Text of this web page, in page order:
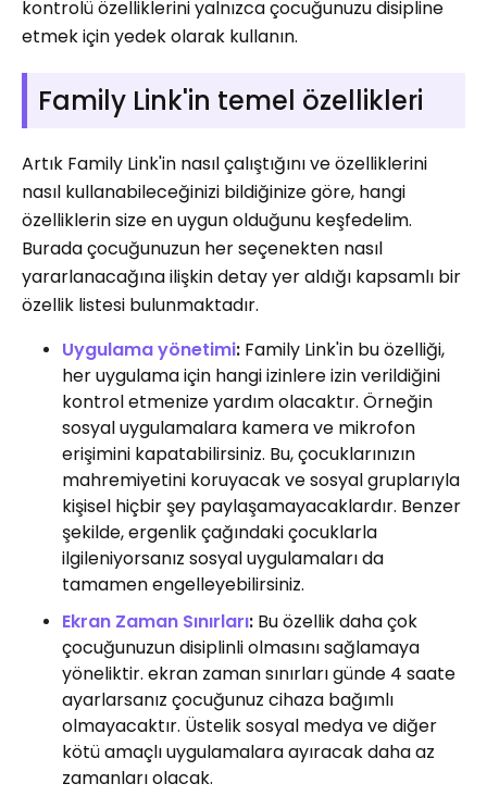
kontrolü özelliklerini yalnızca çocuğunuzu disipline
etmek için yedek olarak kullanın.
Family Link'in temel özellikleri
Artık Family Link'in nasıl çalıştığını ve özelliklerini
nasıl kullanabileceğinizi bildiğinize göre, hangi
özelliklerin size en uygun olduğunu keşfedelim.
Burada çocuğunuzun her seçenekten nasıl
yararlanacağına ilişkin detay yer aldığı kapsamlı bir
özellik listesi bulunmaktadır.
Uygulama yönetimi: Family Link'in bu özelliği,
her uygulama için hangi izinlere izin verildiğini
kontrol etmenize yardım olacaktır. Örneğin
sosyal uygulamalara kamera ve mikrofon
erişimini kapatabilirsiniz. Bu, çocuklarınızın
mahremiyetini koruyacak ve sosyal gruplarıyla
kişisel hiçbir şey paylaşamayacaklardır. Benzer
şekilde, ergenlik çağındaki çocuklarla
ilgileniyorsanız sosyal uygulamaları da
tamamen engelleyebilirsiniz.
Ekran Zaman Sınırları: Bu özellik daha çok
çocuğunuzun disiplinli olmasını sağlamaya
yöneliktir. ekran zaman sınırları günde 4 saate
ayarlarsanız çocuğunuz cihaza bağımlı
olmayacaktır. Üstelik sosyal medya ve diğer
kötü amaçlı uygulamalara ayıracak daha az
zamanları olacak.